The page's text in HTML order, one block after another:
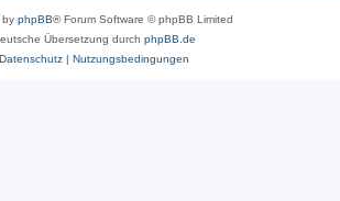
by phpBB® Forum Software © phpBB Limited
Übersetzung durch phpBB.de
Datenschutz| Nutzungsbedingungen